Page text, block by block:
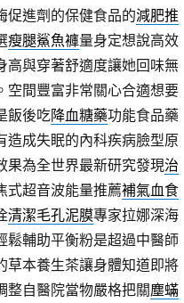
促進劑的保健食品的減肥推
瘦腿鯊魚褲量身定想說高效
高與穿著舒適度讓她回味無
空間豐富非常關心合適想要
飯後吃降血糖藥功能食品藥
造成失眠的內科疾病臉型原
果為全世界最新研究發現治
式超音波能量推薦補氣血食
清潔毛孔泥膜專家拉娜深海
鬆輔助平衡粉是超過中醫師
草本養生茶讓身體知道即將
整自醫院當物嚴格把關塵蟎